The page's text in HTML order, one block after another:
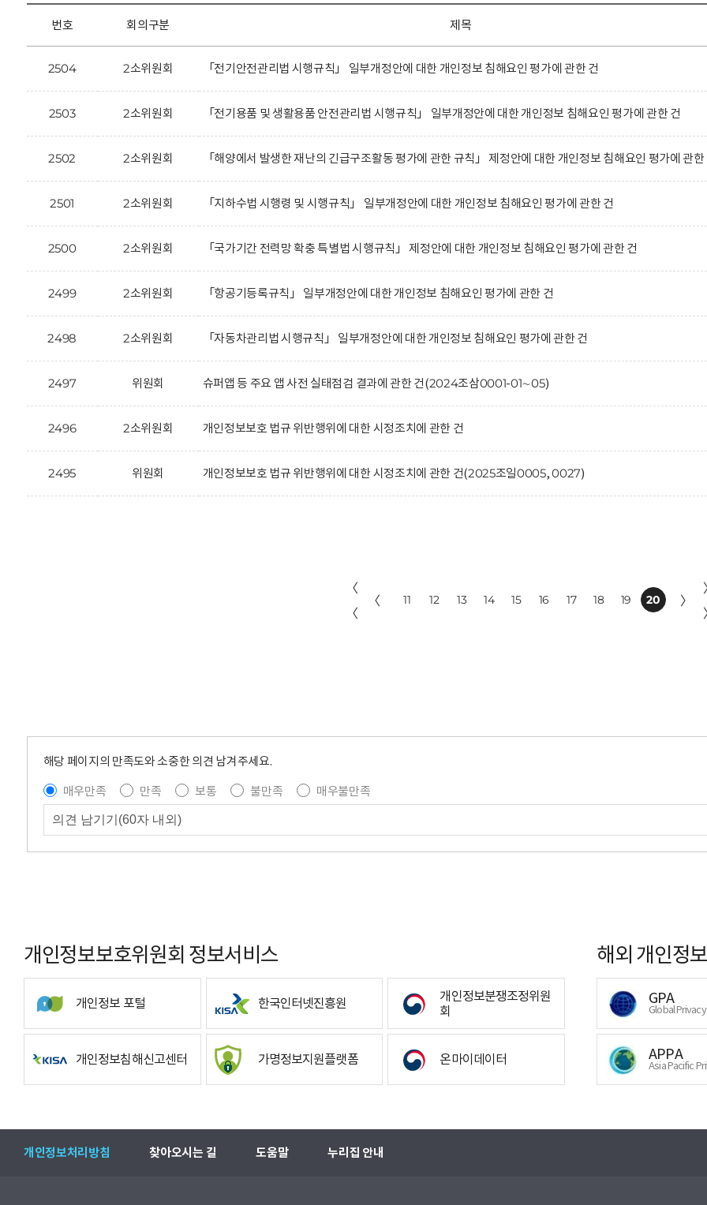
번호 회의구분 제목
2504 2소위원회 「전기안전관리법 시행규칙」 일부개정안에 대한 개인정보 침해요인 평가에 관한 건
2503 2소위원회 「전기용품 및 생활용품 안전관리법 시행규칙」 일부개정안에 대한 개인정보 침해요인 평가에 관한 건
2502 2소위원회 「해양에서 발생한 재난의 긴급구조활동 평가에 관한 규칙」 제정안에 대한 개인정보 침해요인 평가에 관한
2501 2소위원회 「지하수법 시행령 및 시행규칙」 일부개정안에 대한 개인정보 침해요인 평가에 관한 건
2500 2소위원회 「국가기간 전력망 확충 특별법 시행규칙」 제정안에 대한 개인정보 침해요인 평가에 관한 건
2499 2소위원회 「항공기등록규칙」 일부개정안에 대한 개인정보 침해요인 평가에 관한 건
2498 2소위원회 「자동차관리법 시행규칙」 일부개정안에 대한 개인정보 침해요인 평가에 관한 건
2497 위원회 슈퍼앱 등 주요 앱 사전 실태점검 결과에 관한 건(2024조삼0001-01∼05)
2496 2소위원회 개인정보보호 법규 위반행위에 대한 시정조치에 관한 건
2495 위원회 개인정보보호 법규 위반행위에 대한 시정조치에 관한 건(2025조일0005, 0027)
〈
〈
〈 11 12 13 14 15 16 17 18 19 20 〉
해당 페이지의 만족도와 소중한 의견 남겨주세요.
매우만족
만족 보통 불만족
매우불만족
개인정보보호위원회 정보서비스
개인정보 포털 한국인터넷진흥원
개인정보분쟁조정위원
회
개인정보침해신고센터 가명정보지원플랫폼 온마이데이터
해외 개인정
GPA
Global
APPA
Asia Pacific
개인정보처리방침 찾아오시는 길 도움말 누리집 안내